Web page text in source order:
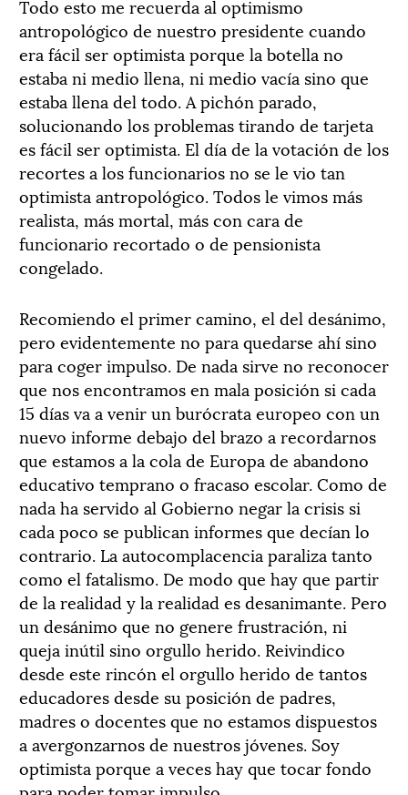
Todo esto me recuerda al optimismo
antropológico de nuestro presidente cuando
era fácil ser optimista porque la botella no
estaba ni medio llena, ni medio vacía sino que
estaba llena del todo. A pichón parado,
solucionando los problemas tirando de tarjeta
es fácil ser optimista. El día de la votación de los
recortes a los funcionarios no se le vio tan
optimista antropológico. Todos le vimos más
realista, más mortal, más con cara de
funcionario recortado o de pensionista
congelado.
Recomiendo el primer camino, el del desánimo,
pero evidentemente no para quedarse ahí sino
para coger impulso. De nada sirve no reconocer
que nos encontramos en mala posición si cada
15 días va a venir un burócrata europeo con un
nuevo informe debajo del brazo a recordarnos
que estamos a la cola de Europa de abandono
educativo temprano o fracaso escolar. Como de
nada ha servido al Gobierno negar la crisis si
cada poco se publican informes que decían lo
contrario. La autocomplacencia paraliza tanto
como el fatalismo. De modo que hay que partir
de la realidad y la realidad es desanimante. Pero
un desánimo que no genere frustración, ni
queja inútil sino orgullo herido. Reivindico
desde este rincón el orgullo herido de tantos
educadores desde su posición de padres,
madres o docentes que no estamos dispuestos
a avergonzarnos de nuestros jóvenes. Soy
optimista porque a veces hay que tocar fondo